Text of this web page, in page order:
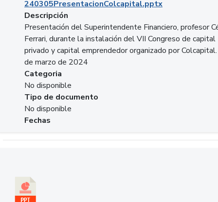
240305PresentacionColcapital.pptx
Descripción
Presentación del Superintendente Financiero, profesor
Ferrari, durante la instalación del VII Congreso de capital
privado y capital emprendedor organizado por
de marzo de 2024
Categoria
No disponible
Tipo de documento
No disponible
Fechas